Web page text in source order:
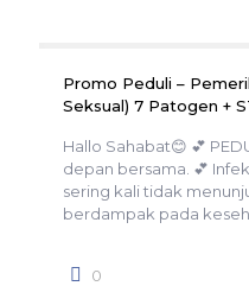
Promo Peduli –
Seksual) 7 Patogen +
Hallo Sahabat😊 💕
depan bersama. 💕
sering kali tidak
berdampak pada
0